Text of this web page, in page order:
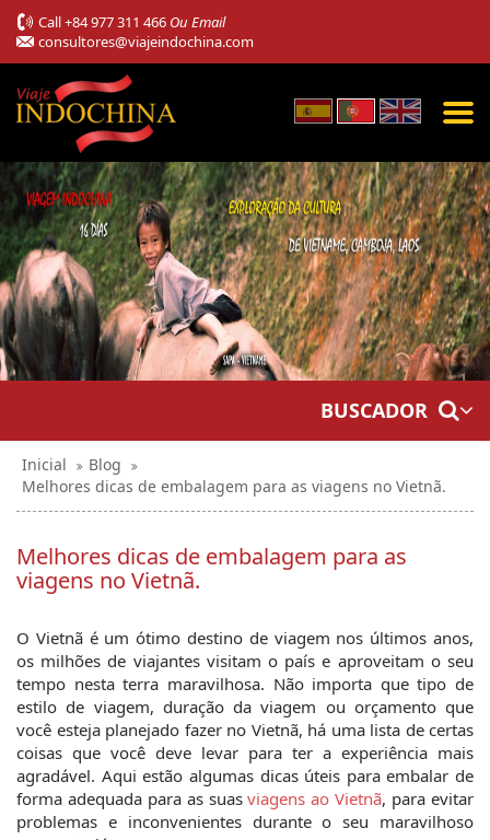
Call+84 977 311 466 Ou Email
consultores@viajeindochina.com
BUSCADOR
Inicial
Blog
Melhores dicas de embalagem para as viagens no Vietnã.
Melhores dicas de embalagem para as
viagens no Vietnã.
O Vietnã é um ótimo destino de viagem nos últimos anos,
os milhões de viajantes visitam o país e aproveitam o seu
tempo nesta terra maravilhosa. Não importa que tipo de
estilo de viagem, duração da viagem ou orçamento que
você esteja planejado fazer no Vietnã, há uma lista de certas
coisas que você deve levar para ter a experiência mais
agradável. Aqui estão algumas dicas úteis para embalar de
forma adequada para as suas viagens ao Vietnã, para evitar
problemas e inconvenientes durante o seu maravilhoso